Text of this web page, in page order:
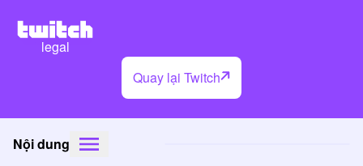
legal
Quay lại Twitch
Nội dung